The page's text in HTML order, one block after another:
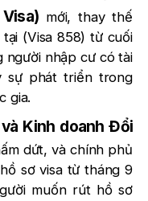
mới, thay thế
(Visa 858) từ cuối
người nhập cư có tài
sự phát triển trong
gia.
Kinh doanh Đổi
dứt, và chính phủ
sơ visa từ tháng 9
muốn rút hồ sơ